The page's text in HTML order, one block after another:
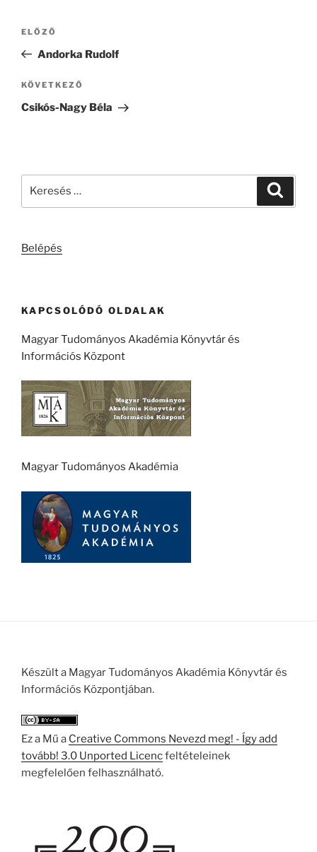
Bejegyzés
Korábbi
bejegyzés
ELŐZŐ
Andorka Rudolf
Következő
bejegyzés
KÖVETKEZŐ
Csikós-Nagy Béla
Belépés
KAPCSOLÓDÓ OLDALAK
Magyar Tudományos Akadémia Könyvtár és
Információs Központ
Magyar Tudományos Akadémia
Készült a Magyar Tudományos Akadémia Könyvtár és
Információs Központjában.
Ez a Mű a Creative Commons Nevezd meg! - Így add
tovább! 3.0 Unported Licencfeltételeinek
megfelelően felhasználható.